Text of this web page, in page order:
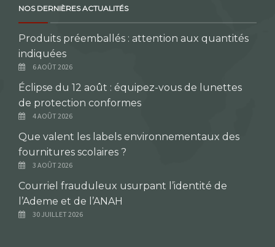
NOS DERNIÈRES ACTUALITÉS
Produits préemballés : attention aux quantités
indiquées
6 AOÛT 2026
Éclipse du 12 août : équipez-vous de lunettes
de protection conformes
4 AOÛT 2026
Que valent les labels environnementaux des
fournitures scolaires ?
3 AOÛT 2026
Courriel frauduleux usurpant l’identité de
l’Ademe et de l’ANAH
30 JUILLET 2026